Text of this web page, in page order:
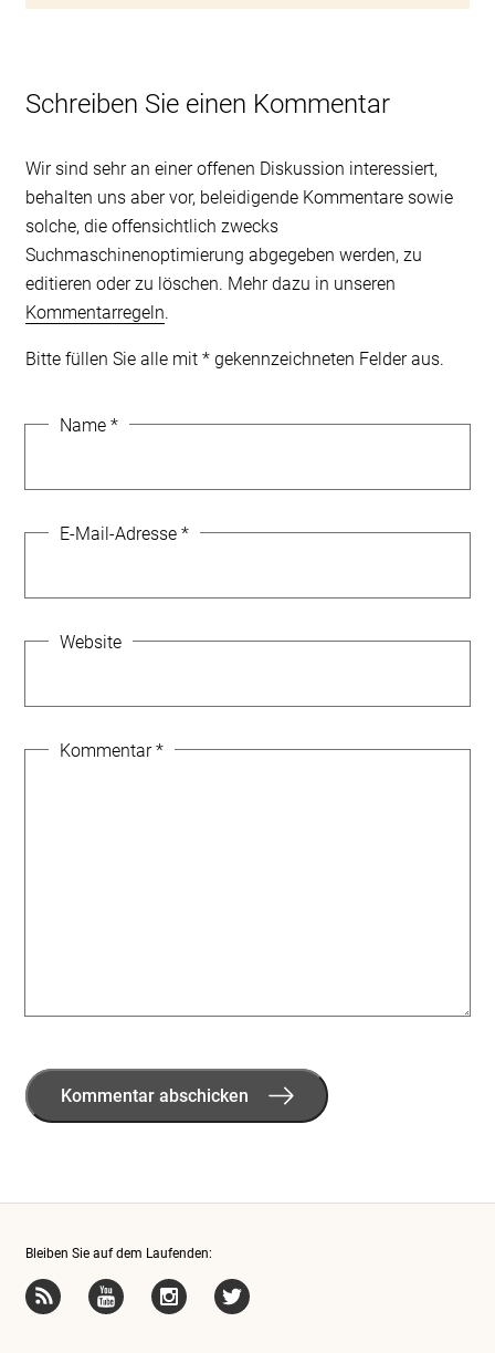
Schreiben Sie einen Kommentar
Wir sind sehr an einer offenen Diskussion interessiert,
behalten uns aber vor, beleidigende Kommentare sowie
solche, die offensichtlich zwecks
Suchmaschinenoptimierung abgegeben werden, zu
editieren oder zu löschen. Mehr dazu in unseren
Kommentarregeln.
Bitte füllen Sie alle mit * gekennzeichneten Felder aus.
Name *
E-Mail-Adresse *
Website
Kommentar*
Bleiben Sie auf dem Laufenden: